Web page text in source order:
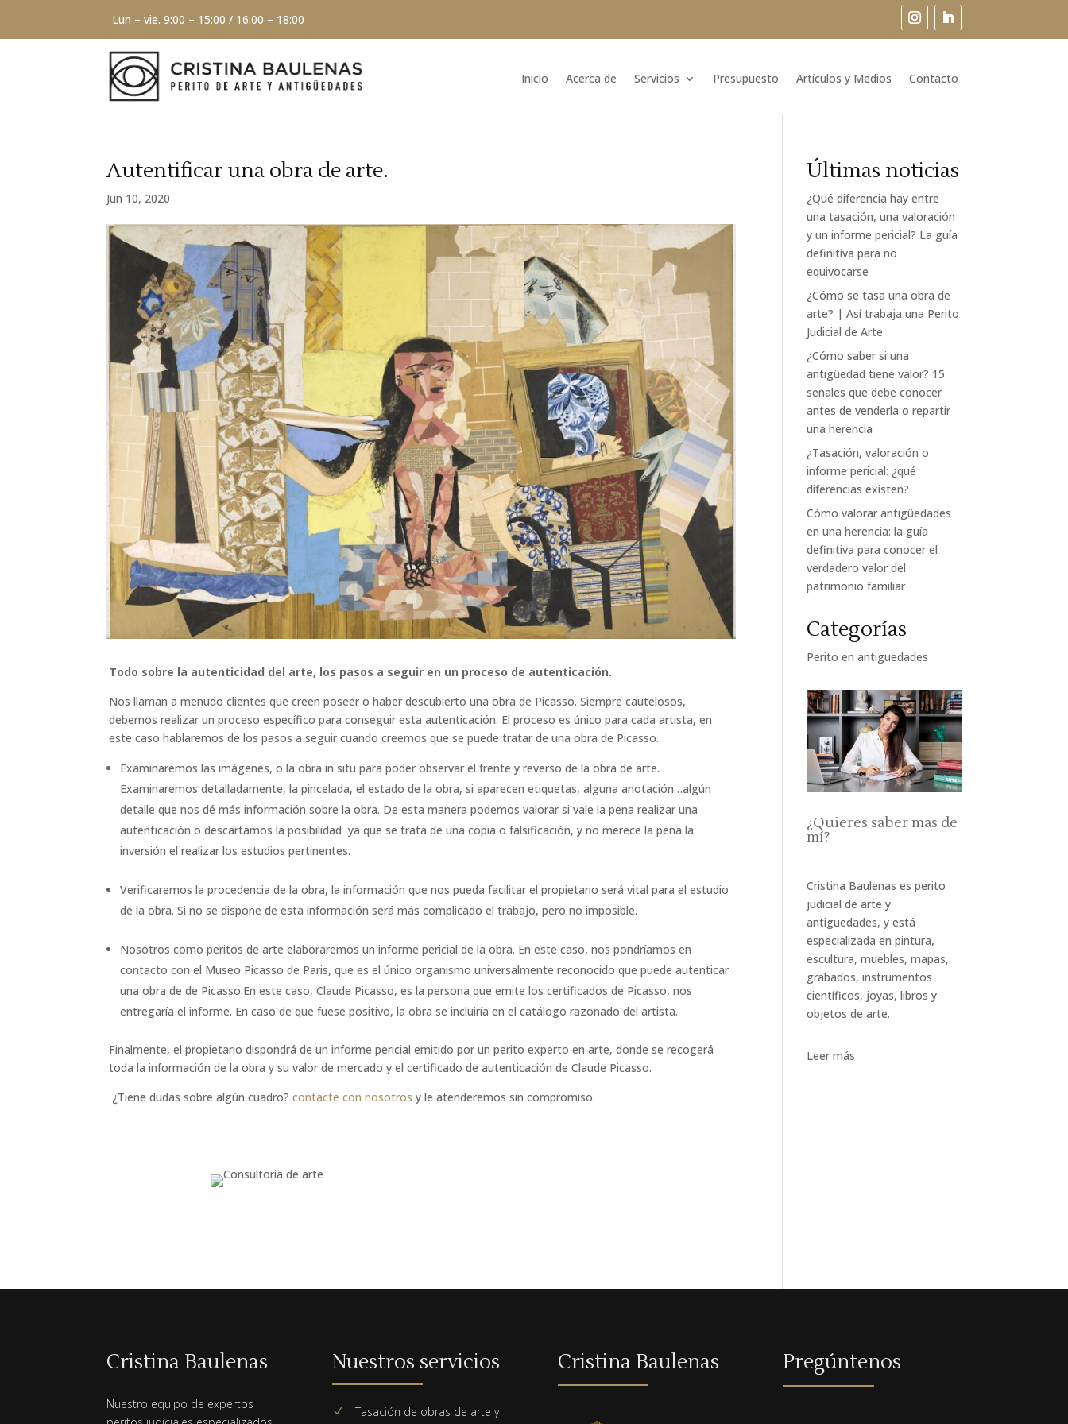
Lun – vie. 9:00 – 15:00 / 16:00 – 18:00
Inicio Acerca de Servicios Presupuesto Artículos y Medios Contacto
Autentificar una obra de arte.
Jun 10, 2020
Todo sobre la autenticidad del arte, los pasos a seguir en un proceso de autenticación.
Nos llaman a menudo clientes que creen poseer o haber descubierto una obra de Picasso. Siempre cautelosos,
debemos realizar un proceso específico para conseguir esta autenticación. El proceso es único para cada artista, en
este caso hablaremos de los pasos a seguir cuando creemos que se puede tratar de una obra de Picasso.
Examinaremos las imágenes, o la obra in situ para poder observar el frente y reverso de la obra de arte.
Examinaremos detalladamente, la pincelada, el estado de la obra, si aparecen etiquetas, alguna anotación…algún
detalle que nos dé más información sobre la obra. De esta manera podemos valorar si vale la pena realizar una
autenticación o descartamos la posibilidad ya que se trata de una copia o falsificación, y no merece la pena la
inversión el realizar los estudios pertinentes.
Verificaremos la procedencia de la obra, la información que nos pueda facilitar el propietario será vital para el estudio
de la obra. Si no se dispone de esta información será más complicado el trabajo, pero no imposible.
Nosotros como peritos de arte elaboraremos un informe pericial de la obra. En este caso, nos pondríamos en
contacto con el Museo Picasso de Paris, que es el único organismo universalmente reconocido que puede autenticar
una obra de de Picasso.En este caso, Claude Picasso, es la persona que emite los certificados de Picasso, nos
entregaría el informe. En caso de que fuese positivo, la obra se incluiría en el catálogo razonado del artista.
Finalmente, el propietario dispondrá de un informe pericial emitido por un perito experto en arte, donde se recogerá
toda la información de la obra y su valor de mercado y el certificado de autenticación de Claude Picasso.
¿Tiene dudas sobre algún cuadro?contacte con nosotrosy le atenderemos sin compromiso.
Últimas noticias
¿Qué diferencia hay entre
una tasación, una valoración
y un informe pericial? La guía
definitiva para no
equivocarse
¿Cómo se tasa una obra de
arte? | Así trabaja una Perito
Judicial de Arte
¿Cómo saber si una
antigüedad tiene valor? 15
señales que debe conocer
antes de venderla o repartir
una herencia
¿Tasación, valoración o
informe pericial: ¿qué
diferencias existen?
Cómo valorar antigüedades
en una herencia: la guía
definitiva para conocer el
verdadero valor del
patrimonio familiar
Categorías
Perito en antiguedades
¿Quieres saber mas de
mí?
Cristina Baulenas es perito
judicial de arte y
antigüedades, y está
especializada en pintura,
escultura, muebles, mapas,
grabados, instrumentos
científicos, joyas, libros y
objetos de arte.
Leer más
Cristina Baulenas
Nuestro equipo de expertos
Nuestros servicios
N
Tasación de obras de arte y
Cristina Baulenas Pregúntenos